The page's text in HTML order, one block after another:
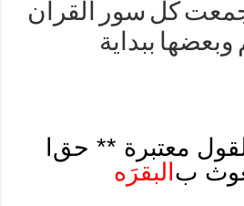
كل سور القرآن
ببداية
معتبرة ** حق
ب البقرَه